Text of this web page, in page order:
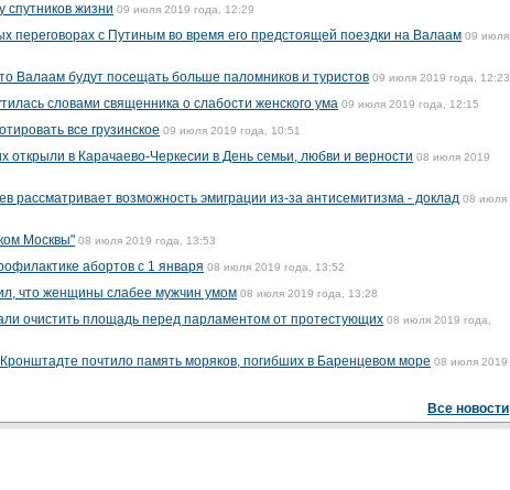
спутников жизни 09 июля 2019 года, 12:29
переговорах с Путиным во время его предстоящей поездки на Валаам 09 июля
Валаам будут посещать больше паломников и туристов 09 июля 2019 года, 12:23
словами священника о слабости женского ума 09 июля 2019 года, 12:15
все грузинское 09 июля 2019 года, 10:51
в Карачаево-Черкесии в День семьи, любви и верности 08 июля 2019
рассматривает возможность эмиграции из-за антисемитизма - доклад 08 июля
Москвы" 08 июля 2019 года, 13:53
абортов с 1 января 08 июля 2019 года, 13:52
что женщины слабее мужчин умом 08 июля 2019 года, 13:28
очистить площадь перед парламентом от протестующих 08 июля 2019 года,
почтило память моряков, погибших в Баренцевом море 08 июля 2019
Все новости